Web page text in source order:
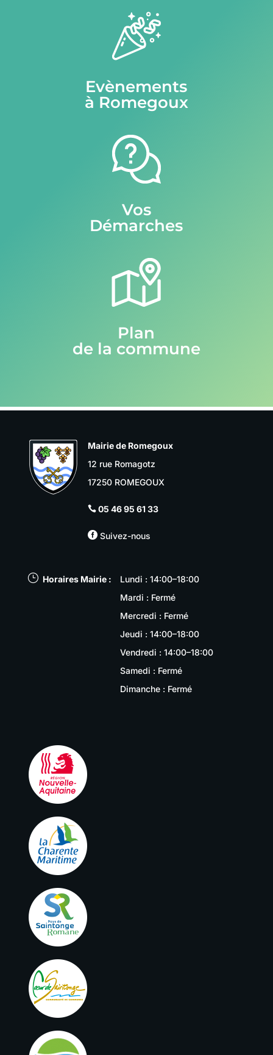
Evènements
à Romegoux
Vos
Démarches
Plan
de la commune
Mairie de Romegoux
12 rue Romagotz
17250 ROMEGOUX
 05 46 95 61 33
Suivez-nous
} Horaires Mairie :
Lundi : 14:00–18:00
Mardi : Fermé
Mercredi : Fermé
Jeudi : 14:00–18:00
Vendredi : 14:00–18:00
Samedi : Fermé
Dimanche : Fermé